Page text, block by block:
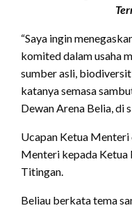
“Saya ingin
komited dalam usaha
sumber asli,
katanya semasa
Dewan Arena Belia, di
Ucapan Ketua
Menteri kepada
Titingan.
Beliau berkata tema